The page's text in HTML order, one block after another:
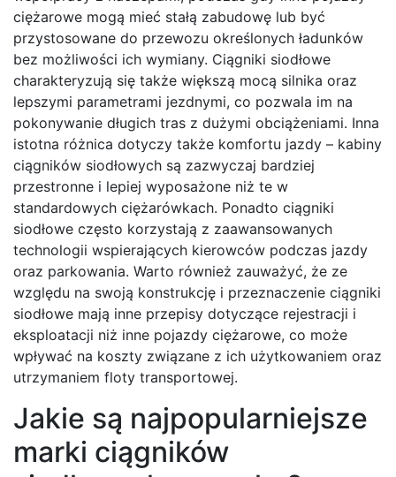
ciężarowe mogą mieć stałą zabudowę lub być
przystosowane do przewozu określonych ładunków
bez możliwości ich wymiany. Ciągniki siodłowe
charakteryzują się także większą mocą silnika oraz
lepszymi parametrami jezdnymi, co pozwala im na
pokonywanie długich tras z dużymi obciążeniami. Inna
istotna różnica dotyczy także komfortu jazdy – kabiny
ciągników siodłowych są zazwyczaj bardziej
przestronne i lepiej wyposażone niż te w
standardowych ciężarówkach. Ponadto ciągniki
siodłowe często korzystają z zaawansowanych
technologii wspierających kierowców podczas jazdy
oraz parkowania. Warto również zauważyć, że ze
względu na swoją konstrukcję i przeznaczenie ciągniki
siodłowe mają inne przepisy dotyczące rejestracji i
eksploatacji niż inne pojazdy ciężarowe, co może
wpływać na koszty związane z ich użytkowaniem oraz
utrzymaniem floty transportowej.
Jakie są najpopularniejsze
marki ciągników